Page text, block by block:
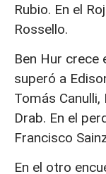
Rubio. En el
Rossello.
Ben Hur crece
superó a
Tomás
Drab. En el
Francisco
En el otro